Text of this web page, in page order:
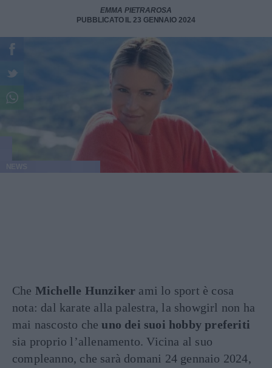
EMMA PIETRAROSA
PUBBLICATO IL 23 GENNAIO 2024
Che Michelle Hunziker ami lo sport è cosa
nota: dal karate alla palestra, la showgirl non ha
mai nascosto cheuno dei suoi hobby preferiti
sia proprio l’allenamento. Vicina al suo
compleanno, che sarà domani 24 gennaio 2024,